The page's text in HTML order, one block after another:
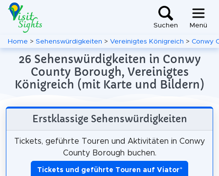
Suchen Menü
Home > Sehenswürdigkeiten > Vereinigtes Königreich > Conwy
26 Sehenswürdigkeiten in Conwy
County Borough, Vereinigtes
Königreich (mit Karte und Bildern)
Erstklassige Sehenswürdigkeiten
Tickets, geführte Touren und Aktivitäten in Conwy
County Borough buchen.
Tickets und geführte Touren auf Viator*